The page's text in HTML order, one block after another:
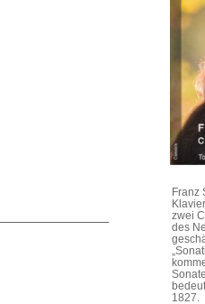
Franz
zwei
des
1827.